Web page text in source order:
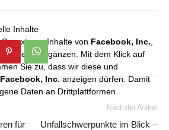
Inhalte
externe Inhalte von Facebook, Inc.
Angebot ergänzen. Mit dem Klick auf
Sie zu, dass wir diese und
Facebook, Inc. anzeigen dürfen. Damit
Daten an Drittplattformen
für
Nächster Artikel
Unfallschwerpunkte im Blick –